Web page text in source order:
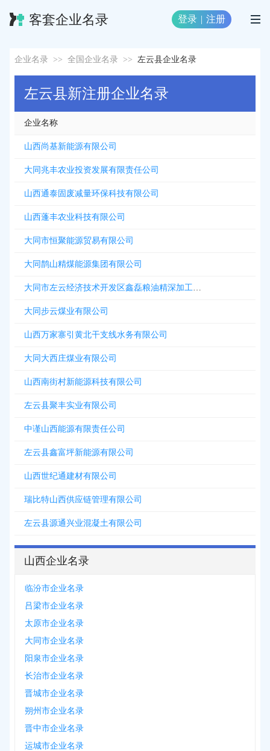
客套企业名录 登录 | 注册
企业名录 >> 全国企业名录 >> 左云县企业名录
左云县新注册企业名录
企业名称
山西尚基新能源有限公司
大同兆丰农业投资发展有限责任公司
山西通泰固废减量环保科技有限公司
山西蓬丰农业科技有限公司
大同市恒聚能源贸易有限公司
大同鹊山精煤能源集团有限公司
大同市左云经济技术开发区鑫磊粮油精深加工贸易有限公司
大同步云煤业有限公司
山西万家寨引黄北干支线水务有限公司
大同大西庄煤业有限公司
山西南街村新能源科技有限公司
左云县聚丰实业有限公司
中谨山西能源有限责任公司
左云县鑫富坪新能源有限公司
山西世纪通建材有限公司
瑞比特山西供应链管理有限公司
左云县源通兴业混凝土有限公司
山西企业名录
临汾市企业名录
吕梁市企业名录
太原市企业名录
大同市企业名录
阳泉市企业名录
长治市企业名录
晋城市企业名录
朔州市企业名录
晋中市企业名录
运城市企业名录